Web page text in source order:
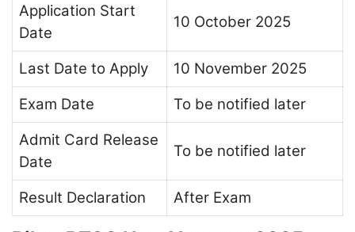
Application Start
Date
10 October 2025
Last Date to Apply
10 November 2025
Exam Date
To be notified later
Admit Card Release
Date
To be notified later
Result Declaration After Exam